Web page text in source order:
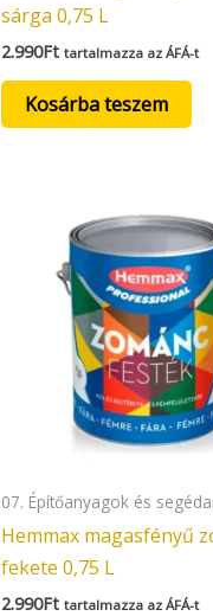
sárga 0,75 L
2.990Ft tartalmazza az ÁFÁ-t
Kosárba teszem
07. Építőanyagok és
Hemmax magasfényű
fekete 0,75 L
2.990Ft tartalmazza az ÁFÁ-t